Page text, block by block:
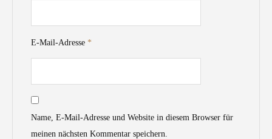
E-Mail-Adresse *
Name, E-Mail-Adresse und Website in diesem Browser für
meinen nächsten Kommentar speichern.